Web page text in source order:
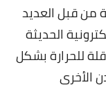
من قبل العديد
الحديثة
للحرارة بشكل
الأخرى